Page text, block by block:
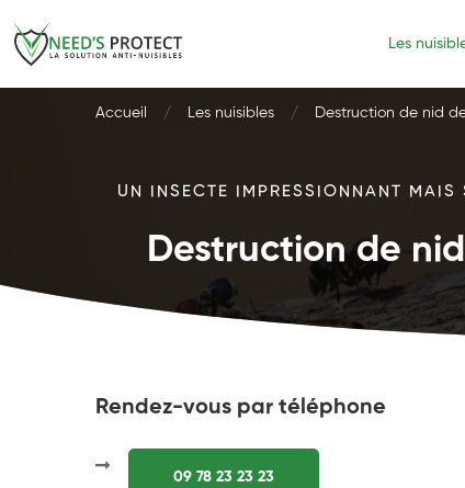
Les
Accueil Les nuisibles Destruction de nid
UN INSECTE IMPRESSIONNANT MAIS
Destruction de
Rendez-vous par téléphone
09 78 23 23 23